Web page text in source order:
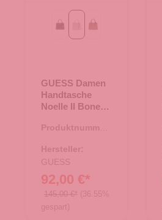
Black Bone Logo
Latte Logo/Brown
GUESS Damen
Handtasche
Noelle II Bone
Produktnummer:
Hersteller:
GUESS
92,00 €*
145,00 €* (36.55%
gespart)